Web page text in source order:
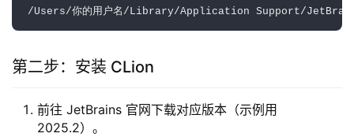
第二步：安装 CLion
前往 JetBrains 官网下载对应版本（示例用
2025.2）。